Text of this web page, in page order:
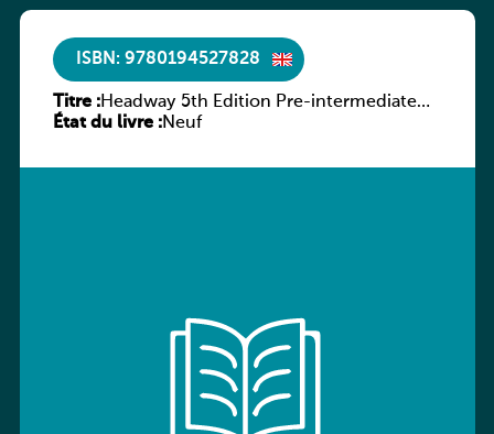
ISBN: 9780194527828
Titre :Headway 5th Edition Pre-intermediate
Culture and Literature Companion
État du livre :Neuf